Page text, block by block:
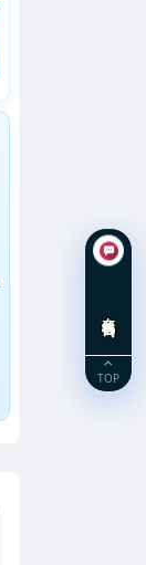
TOP